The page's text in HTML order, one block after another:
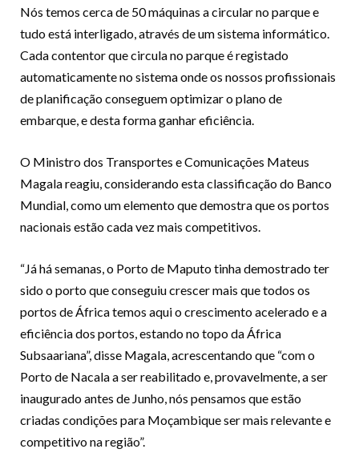
Nós temos cerca de 50 máquinas a circular no parque e
tudo está interligado, através de um sistema informático.
Cada contentor que circula no parque é registado
automaticamente no sistema onde os nossos profissionais
de planificação conseguem optimizar o plano de
embarque, e desta forma ganhar eficiência.
O Ministro dos Transportes e Comunicações Mateus
Magala reagiu, considerando esta classificação do Banco
Mundial, como um elemento que demostra que os portos
nacionais estão cada vez mais competitivos.
“Já há semanas, o Porto de Maputo tinha demostrado ter
sido o porto que conseguiu crescer mais que todos os
portos de África temos aqui o crescimento acelerado e a
eficiência dos portos, estando no topo da África
Subsaariana”, disse Magala, acrescentando que “com o
Porto de Nacala a ser reabilitado e, provavelmente, a ser
inaugurado antes de Junho, nós pensamos que estão
criadas condições para Moçambique ser mais relevante e
competitivo na região”.